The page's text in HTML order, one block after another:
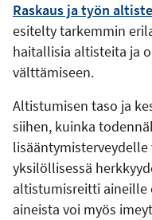
Raskaus ja työn
esitelty tarkemmin
haitallisia altisteita ja
välttämiseen.
Altistumisen taso ja
siihen, kuinka
lisääntymisterveydelle
yksilöllisessä
altistumisreitti aineille
aineista voi myös